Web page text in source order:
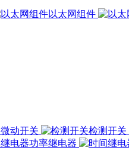
以太网组件
微动开关 检测开关
功率继电器